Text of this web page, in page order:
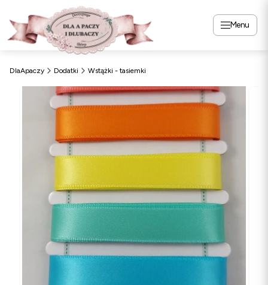
Menu
DlaApaczy Dodatki Wstążki - tasiemki